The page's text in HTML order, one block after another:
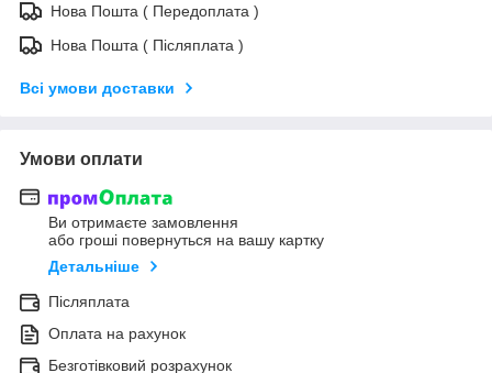
Нова Пошта ( Передоплата )
Нова Пошта ( Післяплата )
Всі умови доставки
Умови оплати
Ви отримаєте замовлення
або гроші повернуться на вашу картку
Детальніше
Післяплата
Оплата на рахунок
Безготівковий розрахунок